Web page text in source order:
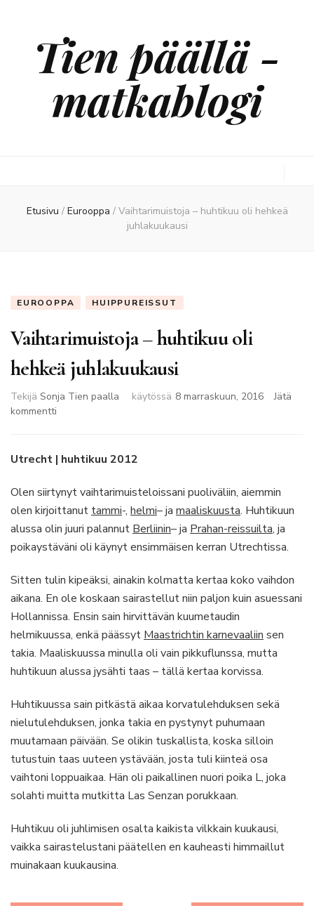
Tien päällä -
matkablogi
Etusivu / Eurooppa / Vaihtarimuistoja – huhtikuu oli hehkeä
juhlakuukausi
EUROOPPA HUIPPUREISSUT
Vaihtarimuistoja – huhtikuu oli
hehkeä juhlakuukausi
Tekijä Sonja Tien paalla käytössä 8 marraskuun, 2016
Jätä
kommentti
huhtikuu
oli
juhlakuukausi
Utrecht | huhtikuu 2012
Olen siirtynyt vaihtarimuisteloissani puoliväliin, aiemmin
olen kirjoittanut tammi-, helmi– ja maaliskuusta. Huhtikuun
alussa olin juuri palannut Berliinin– ja Prahan-reissuilta, ja
poikaystäväni oli käynyt ensimmäisen kerran Utrechtissa.
Sitten tulin kipeäksi, ainakin kolmatta kertaa koko vaihdon
aikana. En ole koskaan sairastellut niin paljon kuin asuessani
Hollannissa. Ensin sain hirvittävän kuumetaudin
helmikuussa, enkä päässyt Maastrichtin karnevaaliin sen
takia. Maaliskuussa minulla oli vain pikkuflunssa, mutta
huhtikuun alussa jysähti taas – tällä kertaa korvissa.
Huhtikuussa sain pitkästä aikaa korvatulehduksen sekä
nielutulehduksen, jonka takia en pystynyt puhumaan
muutamaan päivään. Se olikin tuskallista, koska silloin
tutustuin taas uuteen ystävään, josta tuli kiinteä osa
vaihtoni loppuaikaa. Hän oli paikallinen nuori poika L, joka
solahti muitta mutkitta Las Senzan porukkaan.
Huhtikuu oli juhlimisen osalta kaikista vilkkain kuukausi,
vaikka sairastelustani päätellen en kauheasti himmaillut
muinakaan kuukausina.